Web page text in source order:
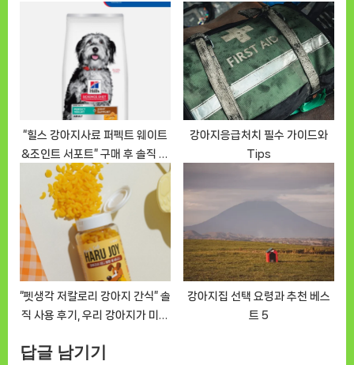
의 진리
“힐스 강아지사료 퍼펙트 웨이트
&조인트 서포트” 구매 후 솔직 리
뷰
강아지응급처치 필수 가이드와
Tips
“펫생각 저칼로리 강아지 간식” 솔
직 사용 후기, 우리 강아지가 미치
강아지집 선택 요령과 추천 베스
트 5
답글 남기기